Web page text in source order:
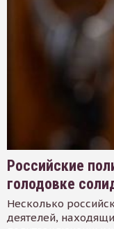
Российские
голодовке
Несколько
деятелей,